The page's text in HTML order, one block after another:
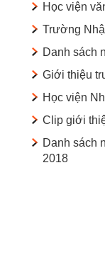
Học viện
Trường
Danh sách
Giới thiệu
Học viện
Clip giới
Danh sách
2018